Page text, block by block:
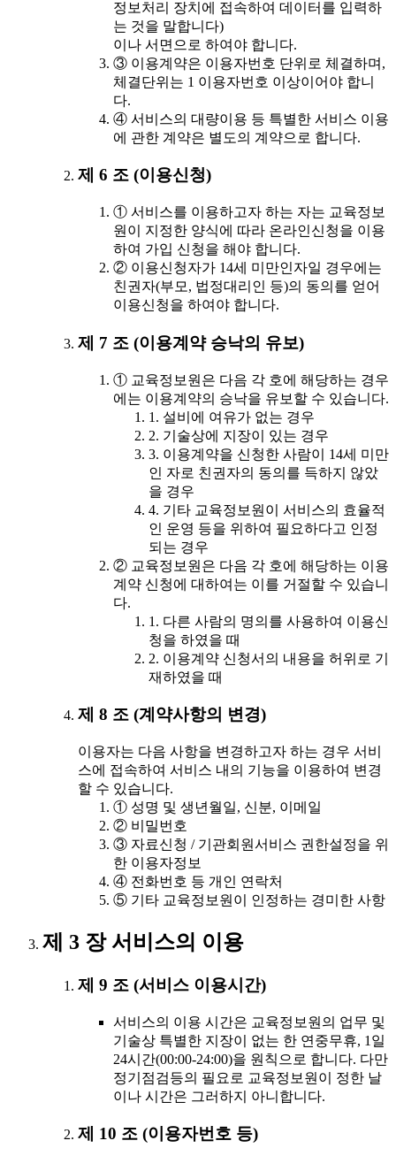
정보처리 장치에 접속하여 데이터를 입력하
는 것을 말합니다)
이나 서면으로 하여야 합니다.
③ 이용계약은 이용자번호 단위로 체결하며,
체결단위는 1 이용자번호 이상이어야 합니
다.
④ 서비스의 대량이용 등 특별한 서비스 이용
에 관한 계약은 별도의 계약으로 합니다.
제 6 조 (이용신청)
① 서비스를 이용하고자 하는 자는 교육정보
원이 지정한 양식에 따라 온라인신청을 이용
하여 가입 신청을 해야 합니다.
② 이용신청자가 14세 미만인자일 경우에는
친권자(부모, 법정대리인 등)의 동의를 얻어
이용신청을 하여야 합니다.
제 7 조 (이용계약 승낙의 유보)
① 교육정보원은 다음 각 호에 해당하는 경우
에는 이용계약의 승낙을 유보할 수 있습니다.
1. 설비에 여유가 없는 경우
2. 기술상에 지장이 있는 경우
3. 이용계약을 신청한 사람이 14세 미만
인 자로 친권자의 동의를 득하지 않았
을 경우
4. 기타 교육정보원이 서비스의 효율적
인 운영 등을 위하여 필요하다고 인정
되는 경우
② 교육정보원은 다음 각 호에 해당하는 이용
계약 신청에 대하여는 이를 거절할 수 있습니
다.
1. 다른 사람의 명의를 사용하여 이용신
청을 하였을 때
2. 이용계약 신청서의 내용을 허위로 기
재하였을 때
제 8 조 (계약사항의 변경)
이용자는 다음 사항을 변경하고자 하는 경우 서비
스에 접속하여 서비스 내의 기능을 이용하여 변경
할 수 있습니다.
① 성명 및 생년월일, 신분, 이메일
② 비밀번호
③ 자료신청 / 기관회원서비스 권한설정을 위
한 이용자정보
④ 전화번호 등 개인 연락처
⑤ 기타 교육정보원이 인정하는 경미한 사항
제 3 장 서비스의 이용
제 9 조 (서비스 이용시간)
서비스의 이용 시간은 교육정보원의 업무 및
기술상 특별한 지장이 없는 한 연중무휴, 1일
24시간(00:00-24:00)을 원칙으로 합니다. 다만
정기점검등의 필요로 교육정보원이 정한 날
이나 시간은 그러하지 아니합니다.
제 10 조 (이용자번호 등)